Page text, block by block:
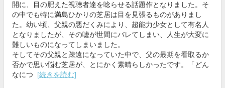
開に、目の肥えた視聴者達を唸らせる話題作となりました。そ
の中でも特に満島ひかりの芝居は目を見張るものがありまし
た。幼い頃、父親の悪だくみにより、超能力少女として有名人
となりましたが、その嘘が世間にバレてしまい、人生が大変に
難しいものになってしまいました。
そしてその父親と疎遠になっていた中で、父の最期を看取るか
否かで思い悩む芝居が、とにかく素晴らしかったです。「どん
なにつ
[続きを読む]